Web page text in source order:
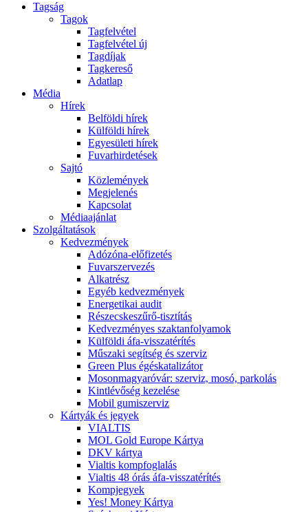
Tagság
Tagok
Tagfelvétel
Tagfelvétel új
Tagdíjak
Tagkereső
Adatlap
Média
Hírek
Belföldi hírek
Külföldi hírek
Egyesületi hírek
Fuvarhirdetések
Sajtó
Közlemények
Megjelenés
Kapcsolat
Médiaajánlat
Szolgáltatások
Kedvezmények
Adózóna-előfizetés
Fuvarszervezés
Alkatrész
Egyéb kedvezmények
Energetikai audit
Részecskeszűrő-tisztítás
Kedvezményes szaktanfolyamok
Külföldi áfa-visszatérítés
Műszaki segítség és szerviz
Green Plus égéskatalizátor
Mosonmagyaróvár: szerviz, mosó, parkolás
Kintlévőség kezelése
Mobil gumiszerviz
Kártyák és jegyek
VIALTIS
MOL Gold Europe Kártya
DKV kártya
Vialtis kompfoglalás
Vialtis 48 órás áfa-visszatérítés
Kompjegyek
Yes! Money Kártya